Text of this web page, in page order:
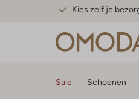
Kies zelf je
Sale Schoenen